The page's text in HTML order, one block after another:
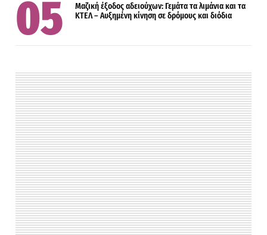
Μαζική έξοδος αδειούχων: Γεμάτα τα λιμάνια και τα
ΚΤΕΛ – Αυξημένη κίνηση σε δρόμους και διόδια